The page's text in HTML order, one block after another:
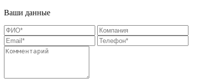
Ваши данные